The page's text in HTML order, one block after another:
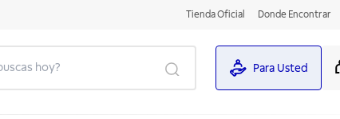
Tienda Oficial Donde Encontrar
Para Usted